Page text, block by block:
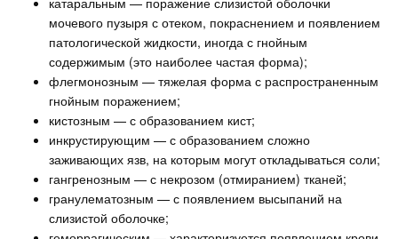
мочевого пузыря с отеком, покраснением и появлением
патологической жидкости, иногда с гнойным
содержимым (это наиболее частая форма);
флегмонозным — тяжелая форма с распространенным
гнойным поражением;
кистозным — с образованием кист;
инкрустирующим — с образованием сложно
заживающих язв, на которым могут откладываться соли;
гангренозным — с некрозом (отмиранием) тканей;
гранулематозным — с появлением высыпаний на
слизистой оболочке;